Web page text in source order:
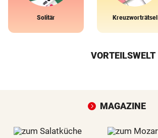
Solitär Kreuzworträtsel
VORTEILSWELT
MAGAZINE